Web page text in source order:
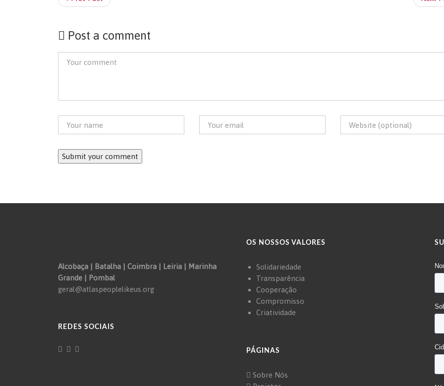
Post a comment
Alcobaça | Batalha | Coimbra | Leiria | Marinha
Grande | Pombal
geral@atlaspeoplelikeus.org
REDES SOCIAIS
OS NOSSOS VALORES
Solidariedade
Transparência
Cooperação
Compromisso
Criatividade
PÁGINAS
Sobre Nós